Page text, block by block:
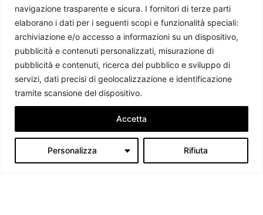
navigazione trasparente e sicura. I fornitori di terze parti
elaborano i dati per i seguenti scopi e funzionalità speciali:
archiviazione e/o accesso a informazioni su un dispositivo,
pubblicità e contenuti personalizzati, misurazione di
pubblicità e contenuti, ricerca del pubblico e sviluppo di
servizi, dati precisi di geolocalizzazione e identificazione
tramite scansione del dispositivo.
Personalizza Rifiuta
Accetta
The art of raw deal
Emiliano Battisti - 19 Giugno 2026